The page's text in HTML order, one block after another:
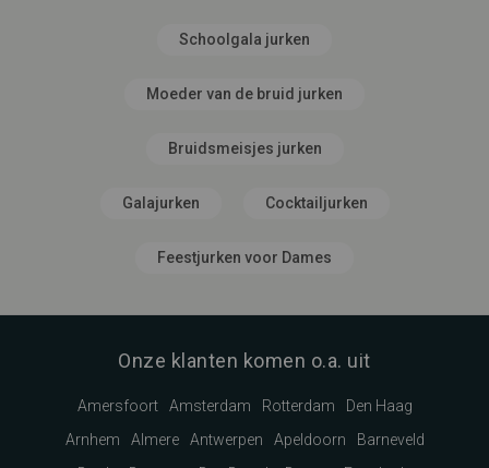
Schoolgala jurken
Moeder van de bruid jurken
Bruidsmeisjes jurken
Galajurken Cocktailjurken
Feestjurken voor Dames
Onze klanten komen o.a. uit
Amersfoort Amsterdam Rotterdam
Den Haag
Arnhem
Almere Antwerpen Apeldoorn
Barneveld